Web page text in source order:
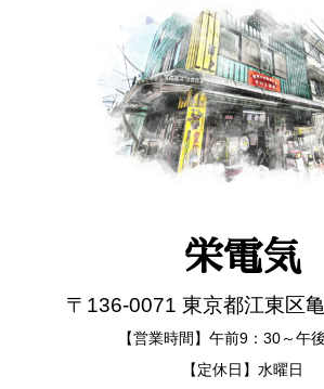
栄電気
〒136-0071 東京都江東区
【営業時間】午前9：30～午
【定休日】水曜日